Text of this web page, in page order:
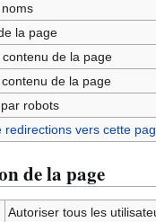
la page
de la page
de la page
robots
redirections vers cette
de la page
Autoriser tous les